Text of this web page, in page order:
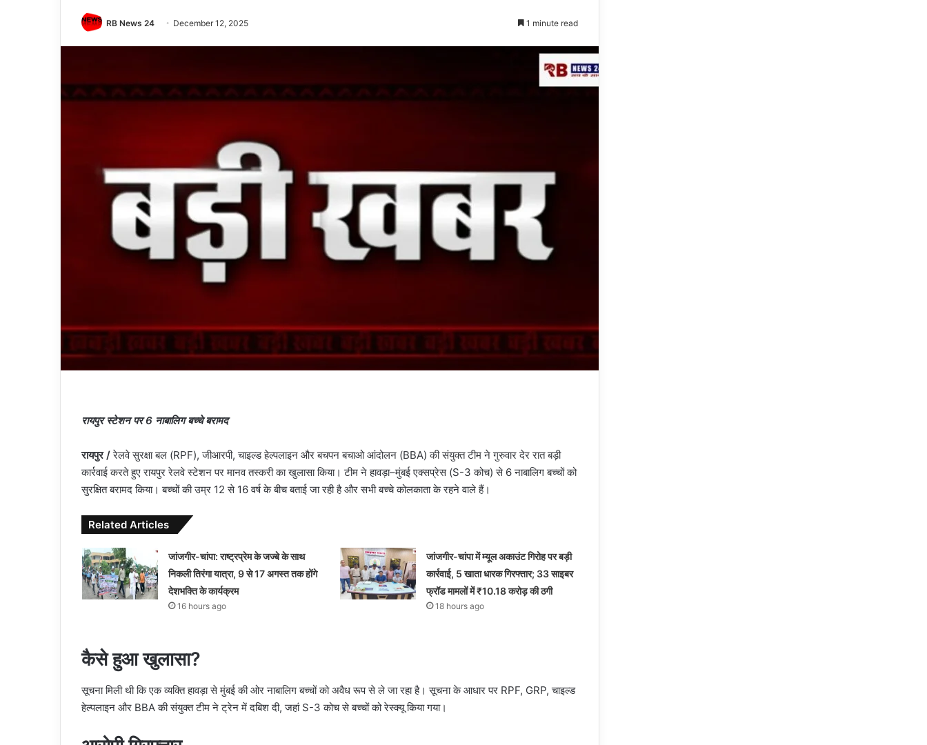
RB News 24 December 12, 2025 1 minute read
रायपुर स्टेशन पर 6 नाबालिग बच्चे बरामद
रायपुर /रेलवे सुरक्षा बल (RPF), जीआरपी, चाइल्ड हेल्पलाइन और बचपन बचाओ आंदोलन (BBA) की संयुक्त टीम ने गुरुवार देर रात बड़ी
कार्रवाई करते हुए रायपुर रेलवे स्टेशन पर मानव तस्करी का खुलासा किया। टीम ने हावड़ा–मुंबई एक्सप्रेस (S-3 कोच) से 6 नाबालिग बच्चों को
सुरक्षित बरामद किया। बच्चों की उम्र 12 से 16 वर्ष के बीच बताई जा रही है और सभी बच्चे कोलकाता के रहने वाले हैं।
Related Articles
जांजगीर-चांपा: राष्ट्रप्रेम के जज्बे के साथ
निकली तिरंगा यात्रा, 9 से 17 अगस्त तक होंगे
देशभक्ति के कार्यक्रम
16 hours ago
जांजगीर-चांपा में म्यूल अकाउंट गिरोह पर बड़ी
कार्रवाई, 5 खाता धारक गिरफ्तार; 33 साइबर
फ्रॉड मामलों में ₹10.18 करोड़ की ठगी
18 hours ago
कैसे हुआ खुलासा?
सूचना मिली थी कि एक व्यक्ति हावड़ा से मुंबई की ओर नाबालिग बच्चों को अवैध रूप से ले जा रहा है। सूचना के आधार पर RPF, GRP, चाइल्ड
हेल्पलाइन और BBA की संयुक्त टीम ने ट्रेन में दबिश दी, जहां S-3 कोच से बच्चों को रेस्क्यू किया गया।